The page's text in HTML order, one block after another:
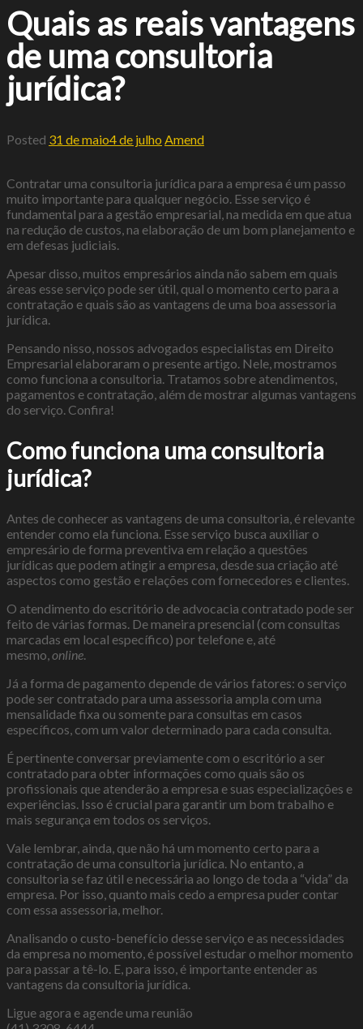
Quais as reais vantagens
de uma consultoria
jurídica?
Posted 31 de maio4 de julho Amend
Contratar uma consultoria jurídica para a empresa é um passo
muito importante para qualquer negócio. Esse serviço é
fundamental para a gestão empresarial, na medida em que atua
na redução de custos, na elaboração de um bom planejamento e
em defesas judiciais.
Apesar disso, muitos empresários ainda não sabem em quais
áreas esse serviço pode ser útil, qual o momento certo para a
contratação e quais são as vantagens de uma boa assessoria
jurídica.
Pensando nisso, nossos advogados especialistas em Direito
Empresarial elaboraram o presente artigo. Nele, mostramos
como funciona a consultoria. Tratamos sobre atendimentos,
pagamentos e contratação, além de mostrar algumas vantagens
do serviço. Confira!
Como funciona uma consultoria
jurídica?
Antes de conhecer as vantagens de uma consultoria, é relevante
entender como ela funciona. Esse serviço busca auxiliar o
empresário de forma preventiva em relação a questões
jurídicas que podem atingir a empresa, desde sua criação até
aspectos como gestão e relações com fornecedores e clientes.
O atendimento do escritório de advocacia contratado pode ser
feito de várias formas. De maneira presencial (com consultas
marcadas em local específico) por telefone e, até
mesmo,online.
Já a forma de pagamento depende de vários fatores: o serviço
pode ser contratado para uma assessoria ampla com uma
mensalidade fixa ou somente para consultas em casos
específicos, com um valor determinado para cada consulta.
É pertinente conversar previamente com o escritório a ser
contratado para obter informações como quais são os
profissionais que atenderão a empresa e suas especializações e
experiências. Isso é crucial para garantir um bom trabalho e
mais segurança em todos os serviços.
Vale lembrar, ainda, que não há um momento certo para a
contratação de uma consultoria jurídica. No entanto, a
consultoria se faz útil e necessária ao longo de toda a “vida” da
empresa. Por isso, quanto mais cedo a empresa puder contar
com essa assessoria, melhor.
Analisando o custo-benefício desse serviço e as necessidades
da empresa no momento, é possível estudar o melhor momento
para passar a tê-lo. E, para isso, é importante entender as
vantagens da consultoria jurídica.
Ligue agora e agende uma reunião